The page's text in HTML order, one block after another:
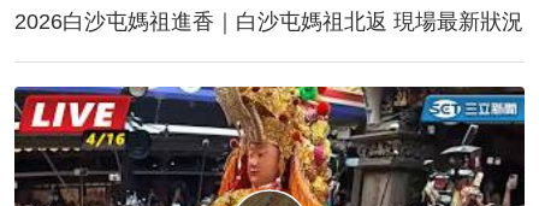
2026白沙屯媽祖進香｜白沙屯媽祖北返 現場最新狀況